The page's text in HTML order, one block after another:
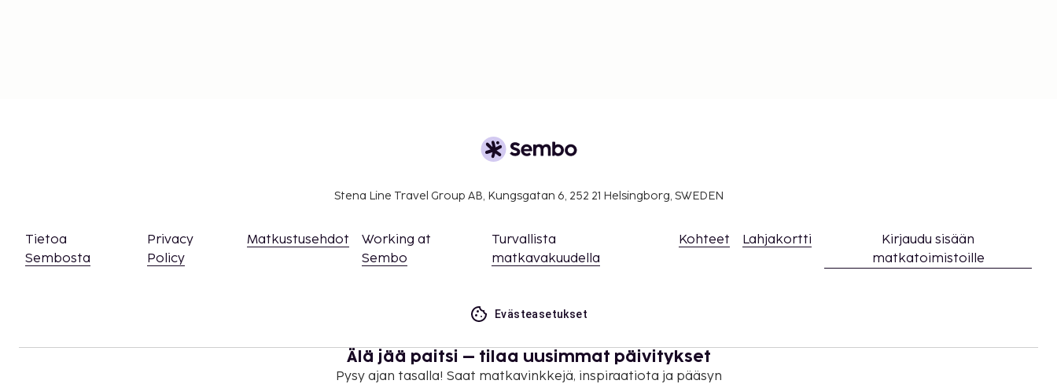
Stena Line Travel Group AB, Kungsgatan 6, 252 21 Helsingborg, SWEDEN
Tietoa
Sembosta
Privacy
Policy
Matkustusehdot
Working at
Sembo
Turvallista
matkavakuudella
Kohteet Lahjakortti
Kirjaudu sisään
matkatoimistoille
Evästeasetukset
Älä jää paitsi – tilaa uusimmat päivitykset
Pysy ajan tasalla! Saat matkavinkkejä, inspiraatiota ja pääsyn